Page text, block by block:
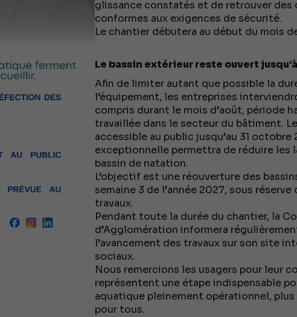
glissance constatés et de retrouver des
conformes aux exigences de sécurité.
Le chantier débutera au début du mois
Le bassin extérieur reste ouvert
Afin de limiter autant que possible la
l’équipement, les entreprises
compris durant le mois d’août, période
travaillée dans le secteur du bâtiment.
accessible au public jusqu’au 31
exceptionnelle permettra de réduire les
bassin de natation.
L’objectif est une réouverture des
semaine 3 de l’année 2027, sous
travaux.
Pendant toute la durée du chantier, la
d’Agglomération informera
l’avancement des travaux sur son site
sociaux.
Nous remercions les usagers pour leur
représentent une étape indispensable
aquatique pleinement opérationnel,
pour tous.